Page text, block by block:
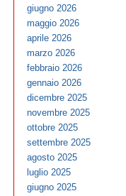
giugno 2026
maggio 2026
aprile 2026
marzo 2026
febbraio 2026
gennaio 2026
dicembre 2025
novembre 2025
ottobre 2025
settembre 2025
agosto 2025
luglio 2025
giugno 2025